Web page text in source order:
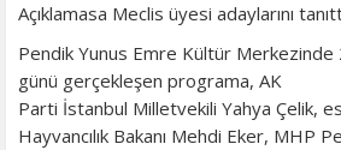
Açıklamasa Meclis üyesi adaylarını
Pendik Yunus Emre Kültür Merkezinde
günü gerçekleşen programa, AK
Parti İstanbul Milletvekili Yahya Çelik,
Hayvancılık Bakanı Mehdi Eker, MHP